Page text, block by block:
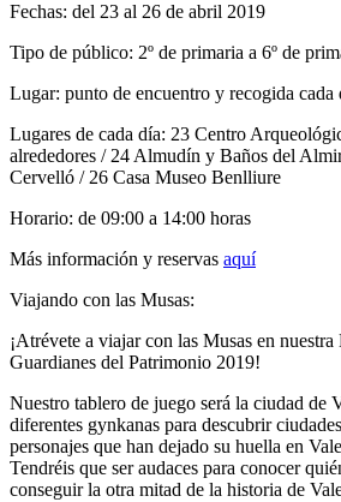
Fechas: del 23 al 26 de abril 2019
Tipo de público: 2º de primaria a 6º de
Lugar: punto de encuentro y recogida cada
Lugares de cada día: 23 Centro
alrededores / 24 Almudín y Baños del
Cervelló / 26 Casa Museo Benlliure
Horario: de 09:00 a 14:00 horas
Más información y reservas aquí
Viajando con las Musas:
¡Atrévete a viajar con las Musas en nuestra
Guardianes del Patrimonio 2019!
Nuestro tablero de juego será la ciudad de
diferentes gynkanas para descubrir
personajes que han dejado su huella en
Tendréis que ser audaces para conocer
conseguir la otra mitad de la historia de